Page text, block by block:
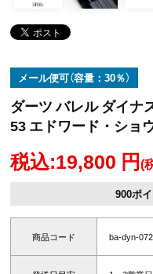
メール便可（容量：30％）
ダーツ バレル ダイナ
53 エドワード・ショ
税込:19,800 円(
900ポ
商品コード ba-dyn-